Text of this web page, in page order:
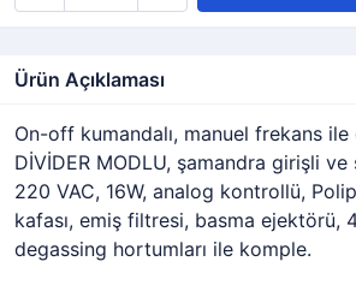
Ürün Açıklaması
On-off kumandalı, manuel frekans ile
DİVİDER MODLU, şamandra girişli ve
220 VAC, 16W, analog kontrollü,
kafası, emiş filtresi, basma ejektörü,
degassing hortumları ile komple.